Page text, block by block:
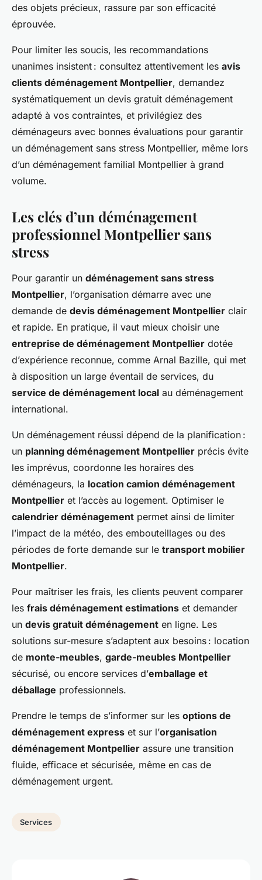
des objets précieux, rassure par son efficacité
éprouvée.
Pour limiter les soucis, les recommandations
unanimes insistent : consultez attentivement les avis
clients déménagement Montpellier, demandez
systématiquement un devis gratuit déménagement
adapté à vos contraintes, et privilégiez des
déménageurs avec bonnes évaluations pour garantir
un déménagement sans stress Montpellier, même lors
d’un déménagement familial Montpellier à grand
volume.
Les clés d’un déménagement
professionnel Montpelliersans
stress
Pour garantir un déménagement sans stress
Montpellier, l’organisation démarre avec une
demande de devis déménagement Montpellier clair
et rapide. En pratique, il vaut mieux choisir une
entreprise de déménagement Montpellier dotée
d’expérience reconnue, comme Arnal Bazille, qui met
à disposition un large éventail de services, du
service de déménagement local au déménagement
international.
Un déménagement réussi dépend de la planification :
un planning déménagement Montpellier précis évite
les imprévus, coordonne les horaires des
déménageurs, la location camion déménagement
Montpellier et l’accès au logement. Optimiser le
calendrier déménagement permet ainsi de limiter
l’impact de la météo, des embouteillages ou des
périodes de forte demande sur le transport mobilier
Montpellier.
Pour maîtriser les frais, les clients peuvent comparer
les frais déménagement estimations et demander
un devis gratuit déménagement en ligne. Les
solutions sur-mesure s’adaptent aux besoins : location
de monte-meubles, garde-meubles Montpellier
sécurisé, ou encore services d’emballage et
déballage professionnels.
Prendre le temps de s’informer sur les options de
déménagement express et sur l’organisation
déménagement Montpellier assure une transition
fluide, efficace et sécurisée, même en cas de
déménagement urgent.
Services